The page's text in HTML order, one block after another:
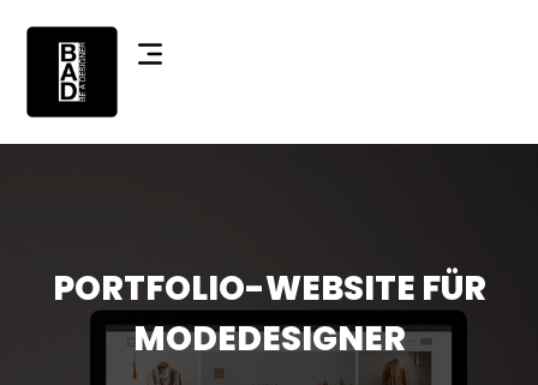
PORTFOLIO-WEBSITE FÜR
MODEDESIGNER